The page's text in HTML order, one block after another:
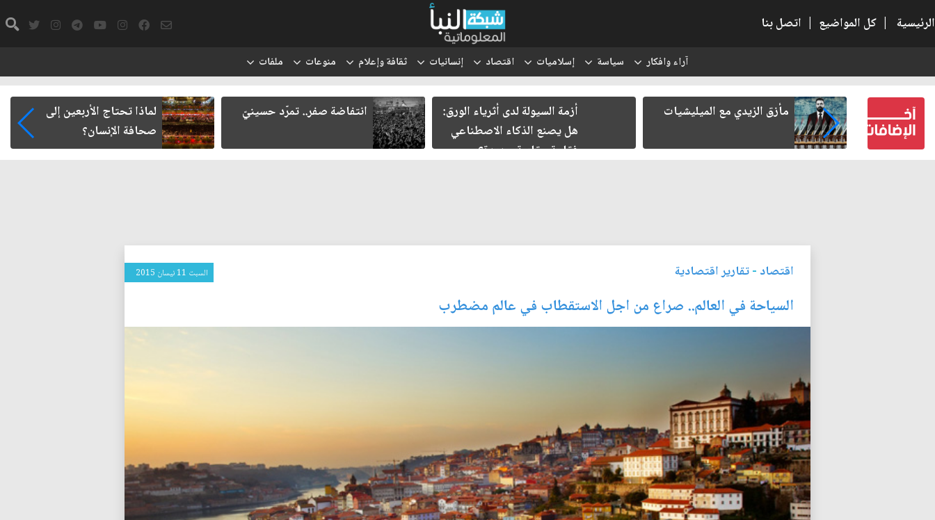
الرئيسية | كل المواضيع | اتصل بنا
آراء وافكار سياسة إسلاميات اقتصاد إنسانيات ثقافة وإعلام منوعات ملفات
من الخطابات
العسكري
مأزق الزيدي مع الميليشيات
أزمة السيولة لدى أثرياء الورق:
هل يصنع الذكاء الاصطناعي
فقاعة عقارية جديدة؟
انتفاضة صفر.. تمرّد حسينيّ
لماذا تحتاج الأربعين إلى
صحافة الإنسان؟
اقتصاد -تقارير اقتصادية السبت 11 نيسان 2015
السياحة في العالم.. صراع من اجل الاستقطاب في عالم مضطرب